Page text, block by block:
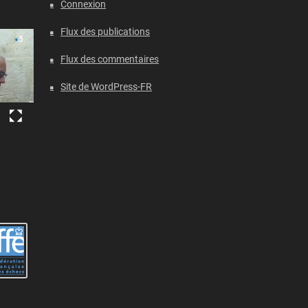
Connexion
Flux des publications
Flux des commentaires
Site de WordPress-FR